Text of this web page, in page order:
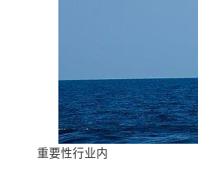
重要性行业内